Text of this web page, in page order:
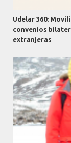
Udelar 360:
convenios
extranjeras